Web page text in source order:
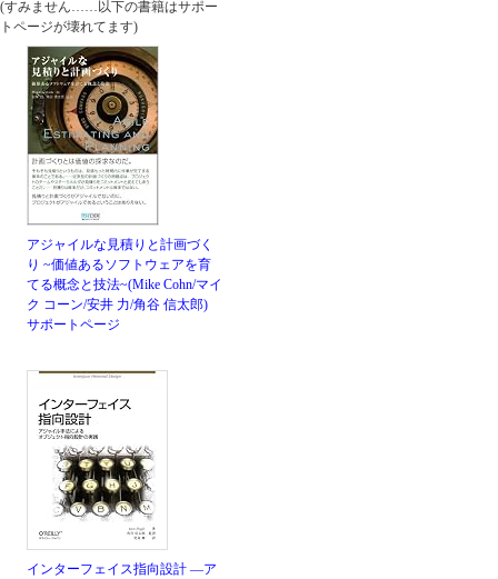
(すみません……以下の書籍はサポー
トページが壊れてます)
アジャイルな見積りと計画づく
り ~価値あるソフトウェアを育
てる概念と技法~(Mike Cohn/マイ
ク コーン/安井 力/角谷 信太郎)
サポートページ
インターフェイス指向設計 ―ア